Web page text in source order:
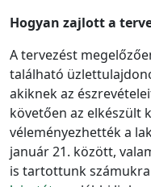
Hogyan zajlott a
A tervezést
található
akiknek az
követően az elkészült
véleményezhették a
január 21. között,
is tartottunk